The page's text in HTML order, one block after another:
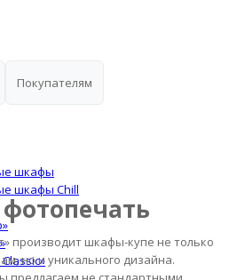
Покупателям
шкафы
шкафы Chill
производит шкафы-купе не только
но и уникального дизайна.